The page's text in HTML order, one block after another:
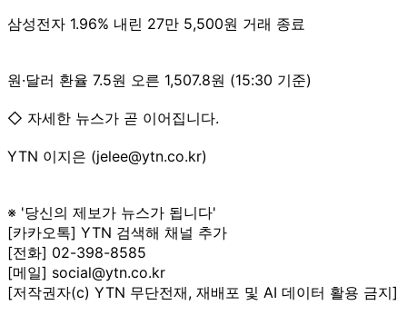
삼성전자 1.96% 내린 27만 5,500원 거래 종료
원·달러 환율 7.5원 오른 1,507.8원 (15:30 기준)
◇ 자세한 뉴스가 곧 이어집니다.
YTN 이지은 (jelee@ytn.co.kr)
※ '당신의 제보가 뉴스가 됩니다'
[카카오톡] YTN 검색해 채널 추가
[전화] 02-398-8585
[메일] social@ytn.co.kr
[저작권자(c) YTN 무단전재, 재배포 및 AI 데이터 활용 금지]